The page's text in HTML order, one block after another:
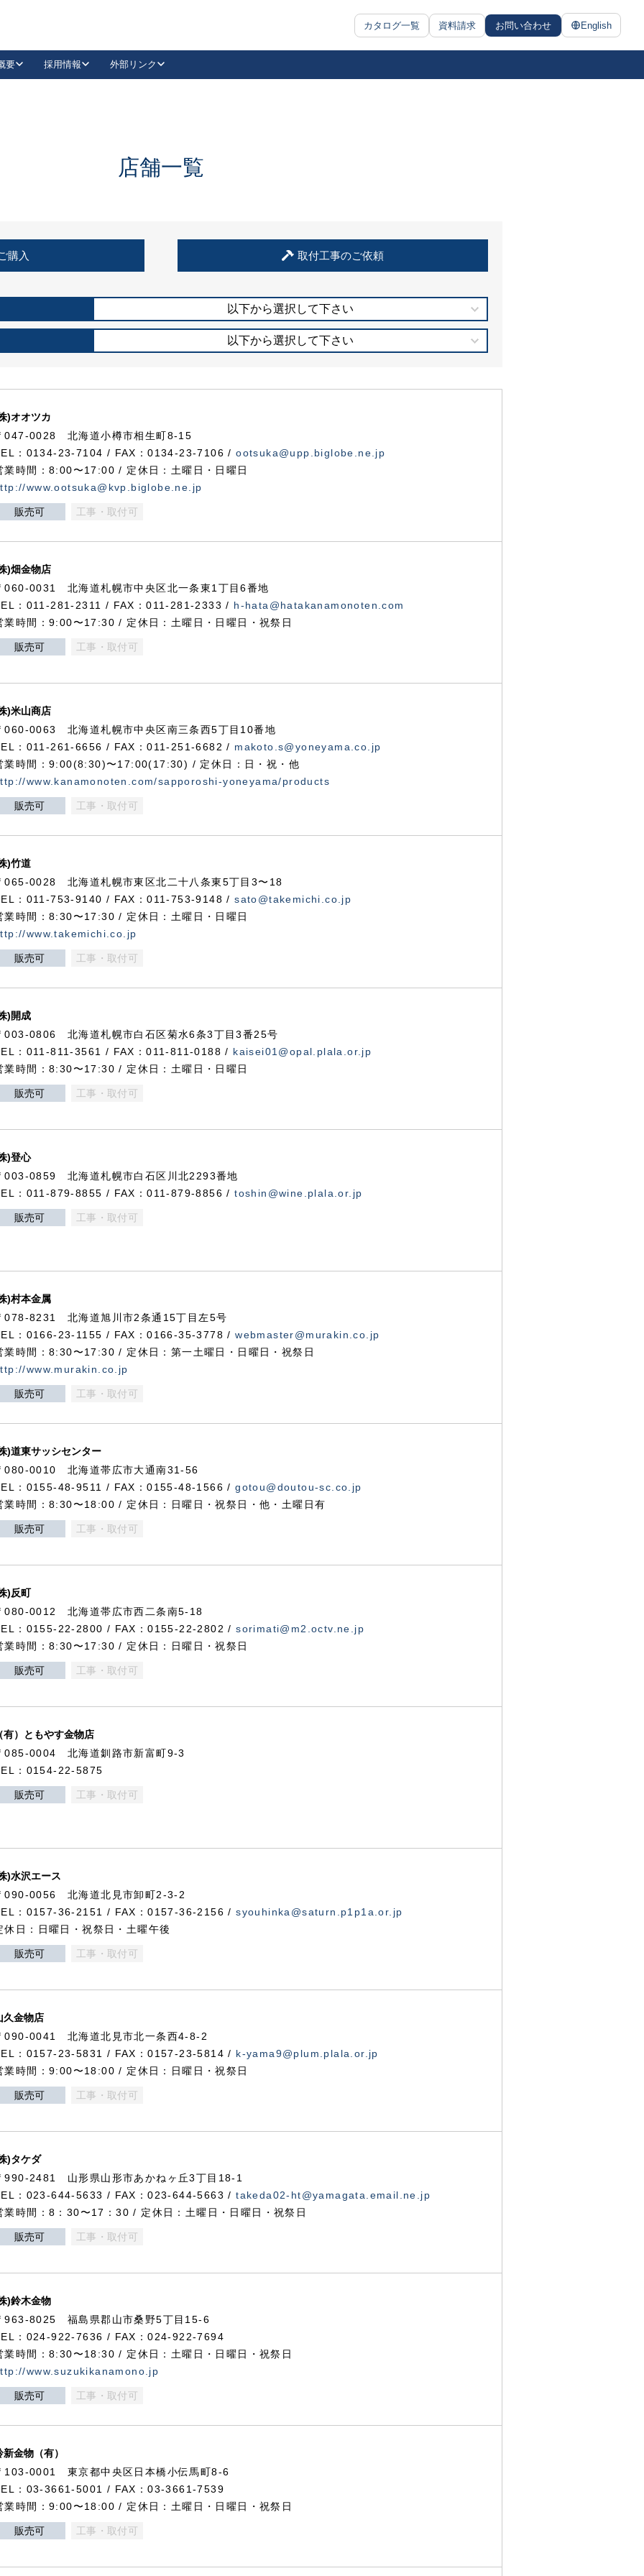
カタログ一覧 資料請求 お問い合わせ English
抗ウイルス・抗菌製品
要 採用情報 外部リンク
LinkedIn
住宅使用部材標準化推進協議会
店舗一覧
購入 取付工事のご依頼
以下から選択して下さい
以下から選択して下さい
)オオツカ
047-0028 北海道小樽市相生町8-15
：0134-23-7104 / FAX：0134-23-7106 /ootsuka@upp.biglobe.ne.jp
業時間：8:00〜17:00 / 定休日：土曜日・日曜日
www.ootsuka@kvp.biglobe.ne.jp
販売可 工事・取付可
)畑金物店
060-0031 北海道札幌市中央区北一条東1丁目6番地
：011-281-2311 / FAX：011-281-2333 / h-hata@hatakanamonoten.com
業時間：9:00〜17:30 / 定休日：土曜日・日曜日・祝祭日
販売可 工事・取付可
)米山商店
060-0063 北海道札幌市中央区南三条西5丁目10番地
：011-261-6656 / FAX：011-251-6682 / makoto.s@yoneyama.co.jp
業時間：9:00(8:30)〜17:00(17:30) / 定休日：日・祝・他
www.kanamonoten.com/sapporoshi-yoneyama/products
販売可 工事・取付可
)竹道
065-0028 北海道札幌市東区北二十八条東5丁目3〜18
：011-753-9140 / FAX：011-753-9148 /sato@takemichi.co.jp
業時間：8:30〜17:30 / 定休日：土曜日・日曜日
www.takemichi.co.jp
販売可 工事・取付可
)開成
003-0806 北海道札幌市白石区菊水6条3丁目3番25号
：011-811-3561 / FAX：011-811-0188 / kaisei01@opal.plala.or.jp
業時間：8:30〜17:30 / 定休日：土曜日・日曜日
販売可 工事・取付可
)登心
003-0859 北海道札幌市白石区川北2293番地
：011-879-8855 / FAX：011-879-8856 /toshin@wine.plala.or.jp
販売可 工事・取付可
)村本金属
078-8231 北海道旭川市2条通15丁目左5号
：0166-23-1155 / FAX：0166-35-3778 /webmaster@murakin.co.jp
業時間：8:30〜17:30 / 定休日：第一土曜日・日曜日・祝祭日
www.murakin.co.jp
販売可 工事・取付可
)道東サッシセンター
080-0010 北海道帯広市大通南31-56
：0155-48-9511 / FAX：0155-48-1566 /gotou@doutou-sc.co.jp
業時間：8:30〜18:00 / 定休日：日曜日・祝祭日・他・土曜日有
販売可 工事・取付可
)反町
080-0012 北海道帯広市西二条南5-18
：0155-22-2800 / FAX：0155-22-2802 /sorimati@m2.octv.ne.jp
業時間：8:30〜17:30 / 定休日：日曜日・祝祭日
販売可 工事・取付可
有）ともやす金物店
085-0004 北海道釧路市新富町9-3
：0154-22-5875
販売可 工事・取付可
)水沢エース
090-0056 北海道北見市卸町2-3-2
：0157-36-2151 / FAX：0157-36-2156 /syouhinka@saturn.p1p1a.or.jp
休日：日曜日・祝祭日・土曜午後
販売可 工事・取付可
久金物店
090-0041 北海道北見市北一条西4-8-2
：0157-23-5831 / FAX：0157-23-5814 / k-yama9@plum.plala.or.jp
業時間：9:00〜18:00 / 定休日：日曜日・祝祭日
販売可 工事・取付可
)タケダ
990-2481 山形県山形市あかねヶ丘3丁目18-1
：023-644-5633 / FAX：023-644-5663 /takeda02-ht@yamagata.email.ne.jp
業時間：8：30〜17：30 / 定休日：土曜日・日曜日・祝祭日
販売可 工事・取付可
)鈴木金物
963-8025 福島県郡山市桑野5丁目15-6
：024-922-7636 / FAX：024-922-7694
業時間：8:30〜18:30 / 定休日：土曜日・日曜日・祝祭日
www.suzukikanamono.jp
販売可 工事・取付可
新金物（有）
103-0001 東京都中央区日本橋小伝馬町8-6
：03-3661-5001 / FAX：03-3661-7539
業時間：9:00〜18:00 / 定休日：土曜日・日曜日・祝祭日
販売可 工事・取付可